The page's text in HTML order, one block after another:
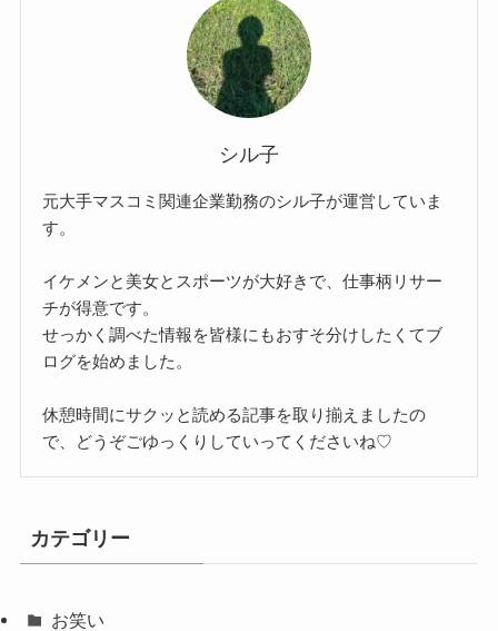
シル子
元大手マスコミ関連企業勤務のシル子が運営していま
す。
イケメンと美女とスポーツが大好きで、仕事柄リサー
チが得意です。
せっかく調べた情報を皆様にもおすそ分けしたくてブ
ログを始めました。
休憩時間にサクッと読める記事を取り揃えましたの
で、どうぞごゆっくりしていってくださいね♡
カテゴリー
お笑い